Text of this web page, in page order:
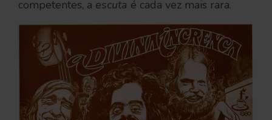
competentes, a escuta é cada vez mais rara.